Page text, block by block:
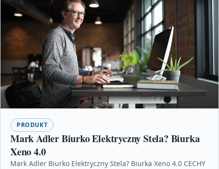
PRODUKT
Mark Adler Biurko Elektryczny Stela? Biurka
Xeno 4.0
Mark Adler Biurko Elektryczny Stela? Biurka Xeno 4.0 CECHY